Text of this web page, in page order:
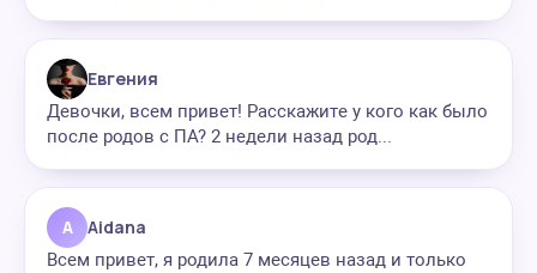
Евгения
Девочки, всем привет! Расскажите у кого как было
после родов с ПА? 2 недели назад род...
A Aidana
Всем привет, я родила 7 месяцев назад и только